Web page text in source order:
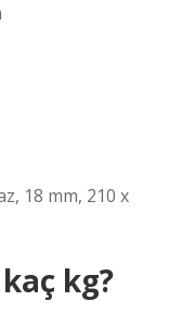
18 mm, 210 x
kg?